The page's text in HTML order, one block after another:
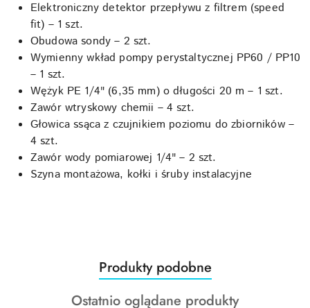
Elektroniczny detektor przepływu z filtrem (speed
fit) – 1 szt.
Obudowa sondy – 2 szt.
Wymienny wkład pompy perystaltycznej PP60 / PP10
– 1 szt.
Wężyk PE 1/4" (6,35 mm) o długości 20 m – 1 szt.
Zawór wtryskowy chemii – 4 szt.
Głowica ssąca z czujnikiem poziomu do zbiorników –
4 szt.
Zawór wody pomiarowej 1/4" – 2 szt.
Szyna montażowa, kołki i śruby instalacyjne
Pomiń karuzelę produktów
Produkty
o
statusie:
Produkty podobne
Produkty
Ostatnio oglądane produkty